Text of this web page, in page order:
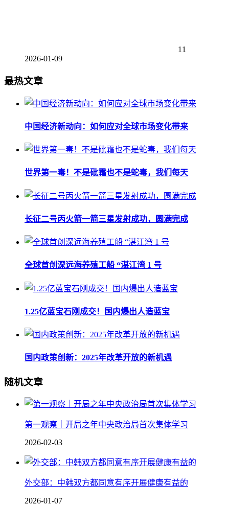
11
2026-01-09
最热文章
中国经济新动向：如何应对全球市场变化带来
世界第一毒！不是砒霜也不是蛇毒，我们每天
长征二号丙火箭一箭三星发射成功，圆满完成
全球首创深远海养殖工船 “湛江湾 1 号
1.25亿蓝宝石刚成交！国内爆出人造蓝宝
国内政策创新：2025年改革开放的新机遇
随机文章
第一观察｜开局之年中央政治局首次集体学习
2026-02-03
外交部：中韩双方都同意有序开展健康有益的
2026-01-07